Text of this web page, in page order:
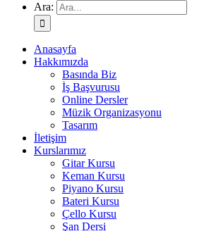
Ara:
Anasayfa
Hakkımızda
Basında Biz
İş Başvurusu
Online Dersler
Müzik Organizasyonu
Tasarım
İletişim
Kurslarımız
Gitar Kursu
Keman Kursu
Piyano Kursu
Bateri Kursu
Çello Kursu
Şan Dersi